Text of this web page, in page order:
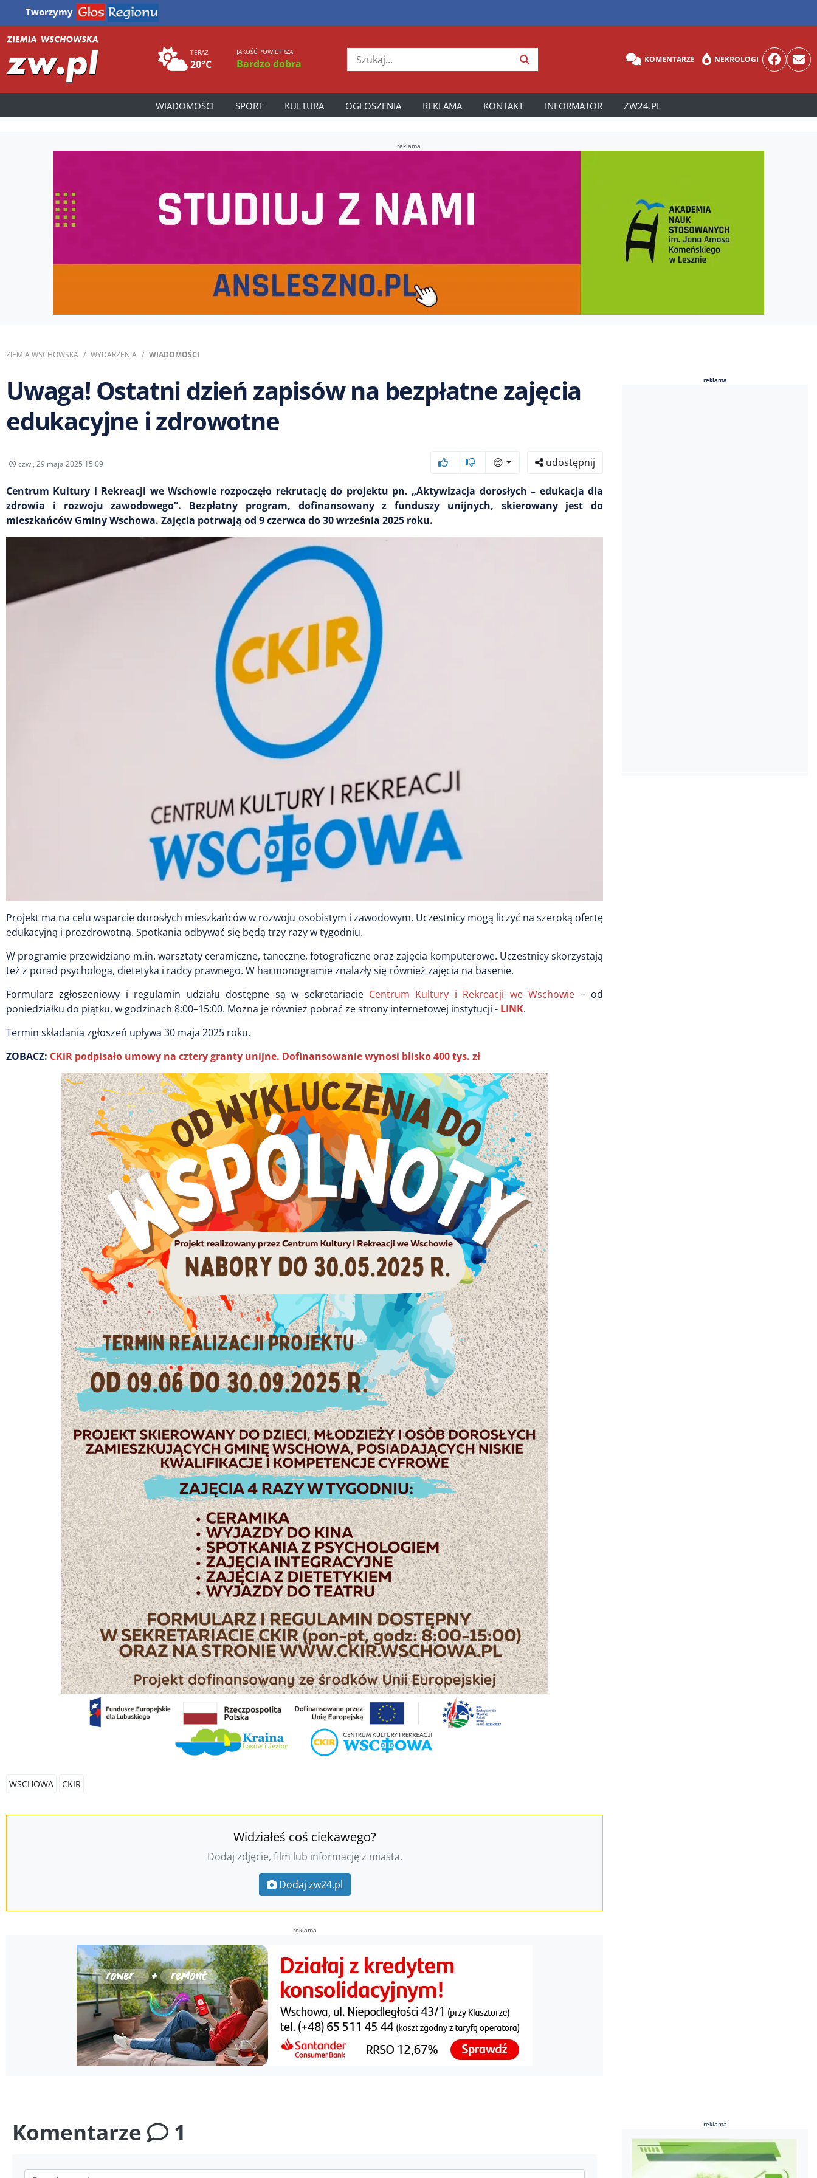
Tworzymy
TERAZ
20°C
JAKOŚĆ POWIETRZA
Bardzo dobra KOMENTARZE NEKROLOGI
WIADOMOŚCI SPORT KULTURA OGŁOSZENIA REKLAMA KONTAKT INFORMATOR ZW24.PL
reklama
ZIEMIA WSCHOWSKA WYDARZENIA WIADOMOŚCI
Uwaga! Ostatni dzień zapisów na bezpłatne zajęcia
edukacyjne i zdrowotne
czw., 29 maja 2025 15:09 😊 udostępnij
Centrum Kultury i Rekreacji we Wschowie rozpoczęło rekrutację do projektu pn. „Aktywizacja dorosłych – edukacja dla
zdrowia i rozwoju zawodowego”. Bezpłatny program, dofinansowany z funduszy unijnych, skierowany jest do
mieszkańców Gminy Wschowa. Zajęcia potrwają od 9 czerwca do 30 września 2025 roku.
Projekt ma na celu wsparcie dorosłych mieszkańców w rozwoju osobistym i zawodowym. Uczestnicy mogą liczyć na szeroką ofertę
edukacyjną i prozdrowotną. Spotkania odbywać się będą trzy razy w tygodniu.
W programie przewidziano m.in. warsztaty ceramiczne, taneczne, fotograficzne oraz zajęcia komputerowe. Uczestnicy skorzystają
też z porad psychologa, dietetyka i radcy prawnego. W harmonogramie znalazły się również zajęcia na basenie.
Formularz zgłoszeniowy i regulamin udziału dostępne są w sekretariacie Centrum Kultury i Rekreacji we Wschowie – od
poniedziałku do piątku, w godzinach 8:00–15:00. Można je również pobrać ze strony internetowej instytucji - LINK.
Termin składania zgłoszeń upływa 30 maja 2025 roku.
ZOBACZ: CKiR podpisało umowy na cztery granty unijne. Dofinansowanie wynosi blisko 400 tys. zł
WSCHOWA CKIR
Widziałeś coś ciekawego?
Dodaj zdjęcie, film lub informację z miasta.
Dodaj zw24.pl
reklama
reklama
reklama
Komentarze 1 reklama